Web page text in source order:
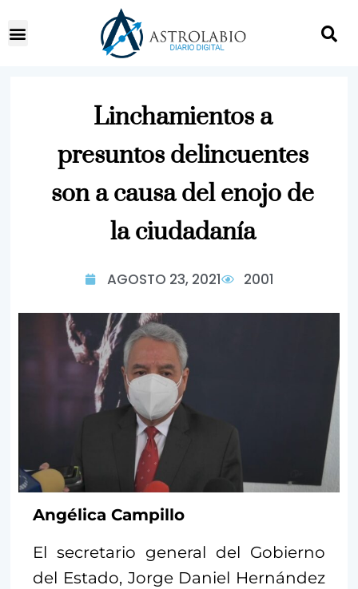
Linchamientos a
presuntos delincuentes
son a causa del enojo de
la ciudadanía
AGOSTO 23, 2021 2001
Angélica Campillo
El secretario general del Gobierno
del Estado, Jorge Daniel Hernández